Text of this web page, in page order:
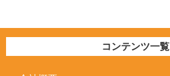
コンテンツ一覧